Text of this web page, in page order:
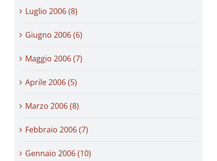
Luglio 2006 (8)
Giugno 2006 (6)
Maggio 2006 (7)
Aprile 2006 (5)
Marzo 2006 (8)
Febbraio 2006 (7)
Gennaio 2006 (10)